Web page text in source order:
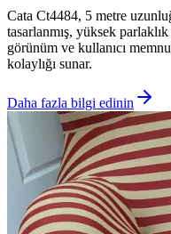
Cata Ct4484, 5 metre
tasarlanmış, yüksek
görünüm ve kullanıcı
kolaylığı sunar.
Daha fazla bilgi edinin